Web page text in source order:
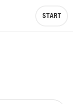
START